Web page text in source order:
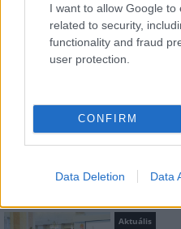
I want to allow Google to
related to security,
functionality and fraud
user protection.
CONFIRM
Data Deletion Data
E-mail cím
Feliratkozom a hírlevélre
LEGNÉZETTEBB
Aktuális